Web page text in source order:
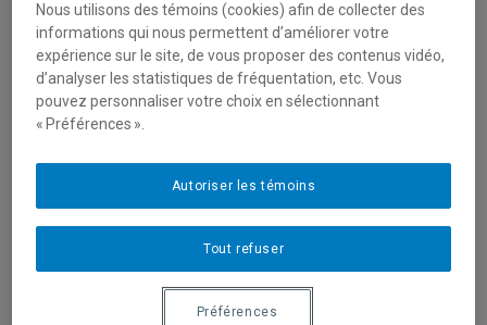
Une journée riche pour la
francisation au Québec!
Posted
18 July 2017
Le 8 juin dernier, le ROFQ a tenu une journée spéciale sous
la formule « Demi-journée de réflexion+ Assemblée
la Maisonnée. L’événement a réuni 49 représentants
d’organismes en francisation. La matinée La demi-journée
de réflexion visait à créer un espace d’échanges afin
d’explorer des pistes […]
Nous utilisons des témoins (cookies) afin de collecter des
informations qui nous permettent d’améliorer votre
expérience sur le site, de vous proposer des contenus vidéo,
d’analyser les statistiques de fréquentation, etc. Vous
pouvez personnaliser votre choix en sélectionnant
« Préférences ».
Tout refuser
Autoriser les témoins
Préférences